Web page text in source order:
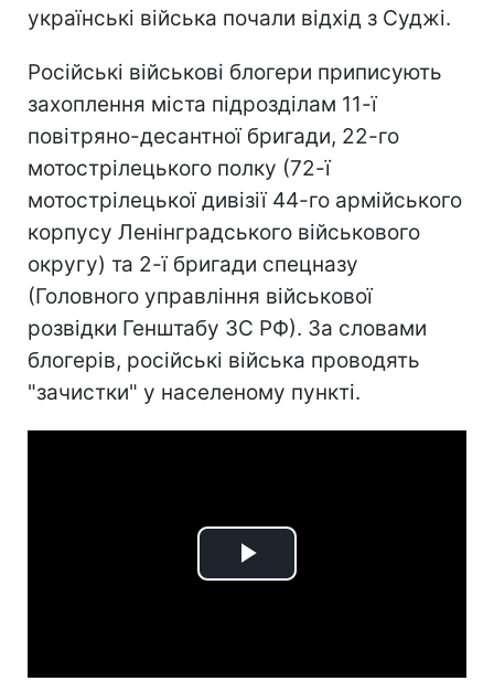
українські війська почали відхід з Суджі.
Російські військові блогери приписують
захоплення міста підрозділам 11-ї
повітряно-десантної бригади, 22-го
мотострілецького полку (72-ї
мотострілецької дивізії 44-го армійського
корпусу Ленінградського військового
округу) та 2-ї бригади спецназу
(Головного управління військової
розвідки Генштабу ЗС РФ). За словами
блогерів, російські війська проводять
"зачистки" у населеному пункті.
Play